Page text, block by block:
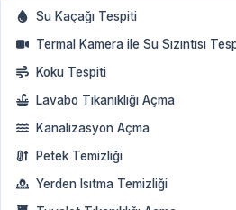
Su Kaçağı Tespiti
Termal Kamera ile Su Sızıntısı
Koku Tespiti
Lavabo Tıkanıklığı Açma
Kanalizasyon Açma
Petek Temizliği
Yerden Isıtma Temizliği